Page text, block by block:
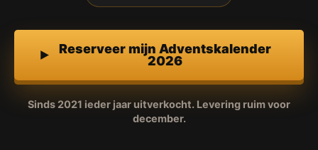
Reserveer mijn Adventskalender
2026
Sinds 2021 ieder jaar uitverkocht. Levering ruim voor
december.